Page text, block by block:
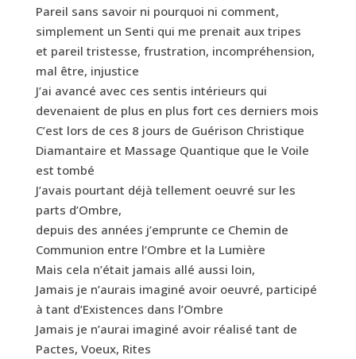
Pareil sans savoir ni pourquoi ni comment,
simplement un Senti qui me prenait aux tripes
et pareil tristesse, frustration, incompréhension,
mal être, injustice
J’ai avancé avec ces sentis intérieurs qui
devenaient de plus en plus fort ces derniers mois
C’est lors de ces 8 jours de Guérison Christique
Diamantaire et Massage Quantique que le Voile
est tombé
J’avais pourtant déjà tellement oeuvré sur les
parts d’Ombre,
depuis des années j’emprunte ce Chemin de
Communion entre l’Ombre et la Lumière
Mais cela n’était jamais allé aussi loin,
Jamais je n’aurais imaginé avoir oeuvré, participé
à tant d’Existences dans l’Ombre
Jamais je n’aurai imaginé avoir réalisé tant de
Pactes, Voeux, Rites